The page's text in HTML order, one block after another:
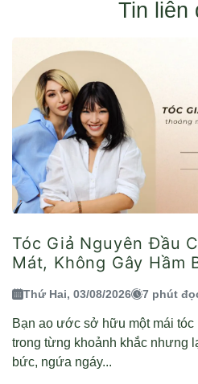
Tin liên
Tóc Giả Nguyên Đầu
Mát, Không Gây Hầm
Thứ Hai, 03/08/2026 7 phút
Bạn ao ước sở hữu một mái tóc
trong từng khoảnh khắc nhưng
bức, ngứa ngáy...